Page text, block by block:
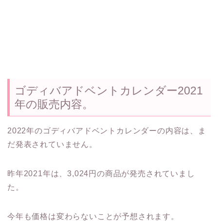
ゴディバアドベントカレンダー2021
年の販売内容。
2022年のゴディバアドベントカレンダーの内容は、ま
だ発表されていません。
昨年2021年は、3,024円の商品が発売されていまし
た。
今年も価格は変わらないことが予想されます。